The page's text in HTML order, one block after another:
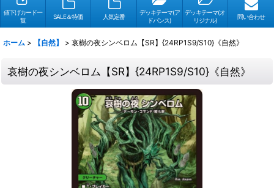
値下げカード一
覧
SALE＆特価 人気定番
デッキテーマ(ア
ドバンス)
デッキテーマ(オ
リジナル)
問い合わせ
ホーム > 【自然】 > 哀樹の夜シンベロム【SR】{24RP1S9/S10}《自然》
哀樹の夜シンベロム【SR】{24RP1S9/S10}《自然》